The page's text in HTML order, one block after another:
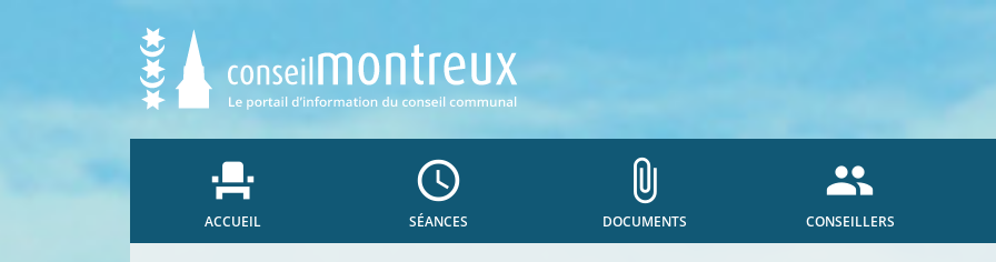
event_seat
ACCUEIL
access_time
SÉANCES
attach_file
DOCUMENTS
people
CONSEILLERS